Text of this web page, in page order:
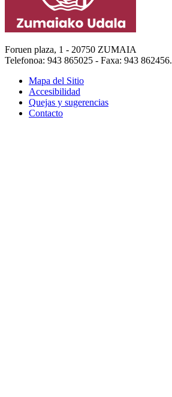
Foruen plaza, 1 - 20750 ZUMAIA
Telefonoa: 943 865025 - Faxa: 943 862456.
Mapa del Sitio
Accesibilidad
Quejas y sugerencias
Contacto